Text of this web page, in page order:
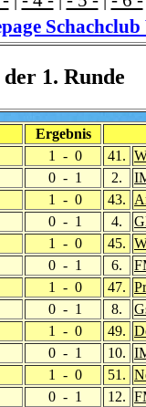
1. Runde
Ergebnis
1 - 0 41.
0 - 1 2.
1 - 0 43.
0 - 1 4.
1 - 0 45.
0 - 1 6.
1 - 0 47.
0 - 1 8.
1 - 0 49.
0 - 1 10.
1 - 0 51.
0 - 1 12.